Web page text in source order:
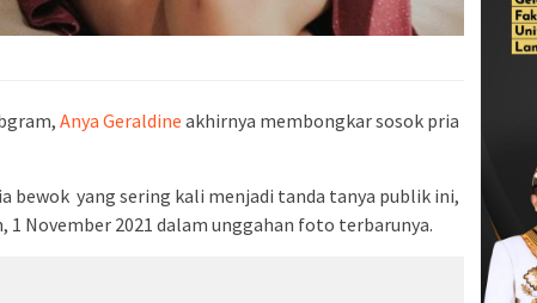
Anya Geraldine akhirnya membongkar sosok pria
bewok yang sering kali menjadi tanda tanya publik ini,
1 November 2021 dalam unggahan foto terbarunya.